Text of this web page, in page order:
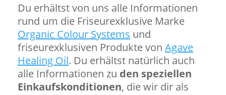
Du erhältst von uns alle Informationen
rund um die Friseurexklusive Marke
Organic Colour Systems und
friseurexklusiven Produkte von Agave
Healing Oil. Du erhältst natürlich auch
alle Informationen zu den speziellen
Einkaufskonditionen, die wir dir als